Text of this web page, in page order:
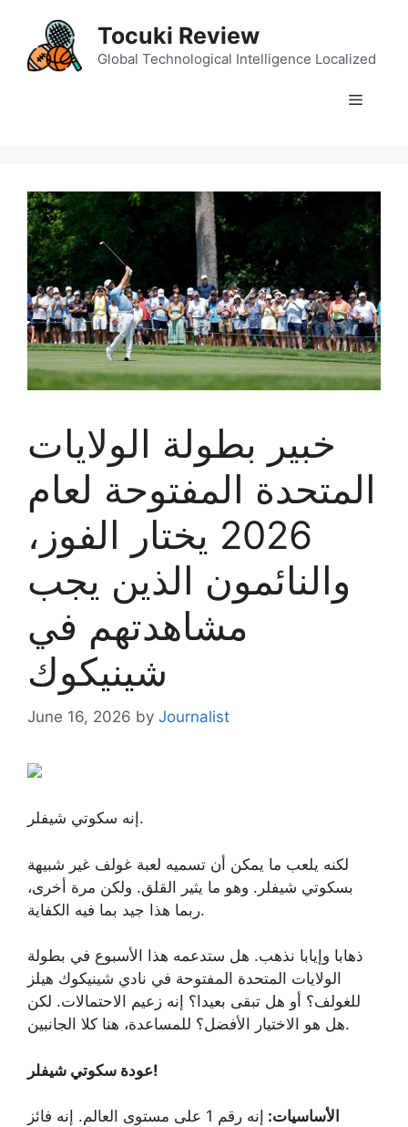
content
Tocuki Review
Global Technological Intelligence Localized
Menu
خبير بطولة الولايات
المتحدة المفتوحة لعام
2026 يختار الفوز،
والنائمون الذين يجب
مشاهدتهم في
شينيكوك
June 16, 2026 by Journalist
إنه سكوتي شيفلر.
لكنه يلعب ما يمكن أن تسميه لعبة غولف غير شبيهة
بسكوتي شيفلر. وهو ما يثير القلق. ولكن مرة أخرى،
ربما هذا جيد بما فيه الكفاية.
ذهابا وإيابا نذهب. هل ستدعمه هذا الأسبوع في بطولة
الولايات المتحدة المفتوحة في نادي شينيكوك هيلز
للغولف؟ أو هل تبقى بعيدا؟ إنه زعيم الاحتمالات. لكن
هل هو الاختيار الأفضل؟ للمساعدة، هنا كلا الجانبين.
عودة سكوتي شيفلر!
الأساسيات:
إنه رقم 1 على مستوى العالم. إنه فائز